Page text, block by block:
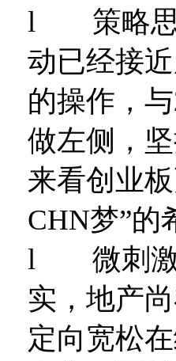
l 策略思
动已经接
的操作，
做左侧，
来看创业
CHN梦”的
l 微刺激
实，地产
定向宽松